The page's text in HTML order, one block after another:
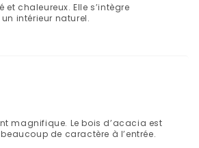
et chaleureux. Elle s’intègre
intérieur naturel.
magnifique. Le bois d’acacia est
de caractère à l’entrée.